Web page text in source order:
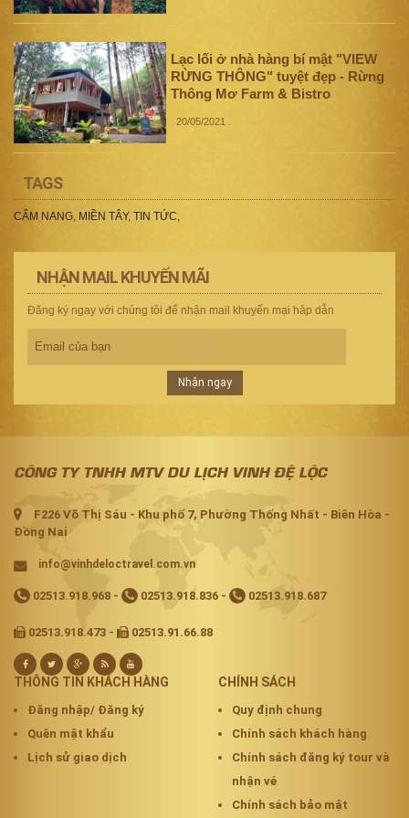
Lạc lối ở nhà hàng bí mật "VIEW
RỪNG THÔNG" tuyệt đẹp - Rừng
Thông Mơ Farm & Bistro
20/05/2021
TAGS
CẨM NANG, MIỀN TÂY, TIN TỨC,
NHẬN MAIL KHUYẾN MÃI
Đăng ký ngay với chúng tôi để nhận mail khuyến mại hâp dẫn
Nhận ngay
CÔNG TY TNHH MTV DU LỊCH VINH ĐỆ LỘC
F226 Võ Thị Sáu - Khu phố 7, Phường Thống Nhất - Biên Hòa -
Đồng Nai
info@vinhdeloctravel.com.vn
02513.918.968 - 02513.918.836 - 02513.918.687
02513.918.473 - 02513.91.66.88
THÔNG TIN KHÁCH HÀNG
Đăng nhập/ Đăng ký
Quên mật khẩu
Lịch sử giao dịch
CHÍNH SÁCH
Quy định chung
Chính sách khách hàng
Chính sách đăng ký tour và
nhận vé
Chính sách bảo mật